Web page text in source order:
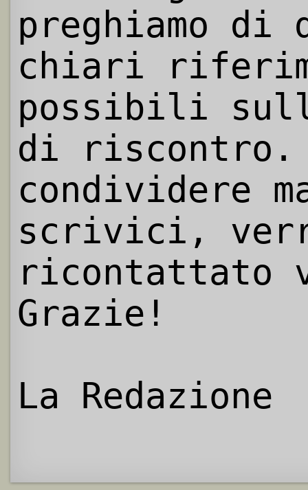
preghiamo
chiari
possibili
di riscontro.
condividere
scrivici,
ricontattato
Grazie!
La Redazione